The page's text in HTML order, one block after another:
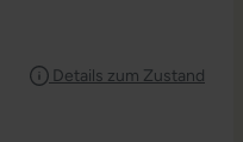
Details zum Zustand